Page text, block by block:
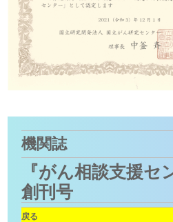
機関誌
『がん相談支援セ
創刊号
戻る